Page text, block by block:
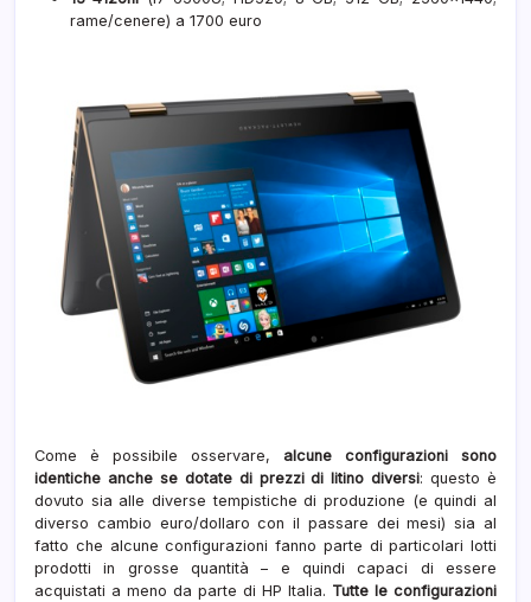
rame/cenere) a 1700 euro
Come è possibile osservare, alcune configurazioni sono
identiche anche se dotate di prezzi di litino diversi: questo è
dovuto sia alle diverse tempistiche di produzione (e quindi al
diverso cambio euro/dollaro con il passare dei mesi) sia al
fatto che alcune configurazioni fanno parte di particolari lotti
prodotti in grosse quantità – e quindi capaci di essere
acquistati a meno da parte di HP Italia. Tutte le configurazioni